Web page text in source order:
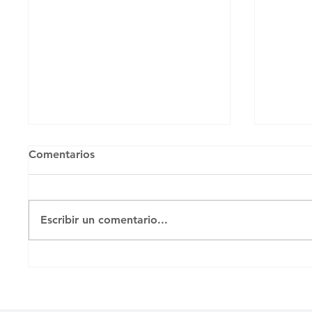
Comentarios
Escribir un comentario...